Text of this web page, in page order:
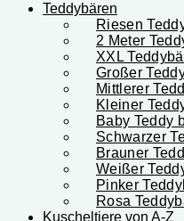
Teddybären
Riesen
2 Meter
XXL
Großer
Mittlerer
Kleiner
Baby Teddy
Schwarzer
Brauner
Weißer
Pinker
Rosa
Kuscheltiere von A-Z